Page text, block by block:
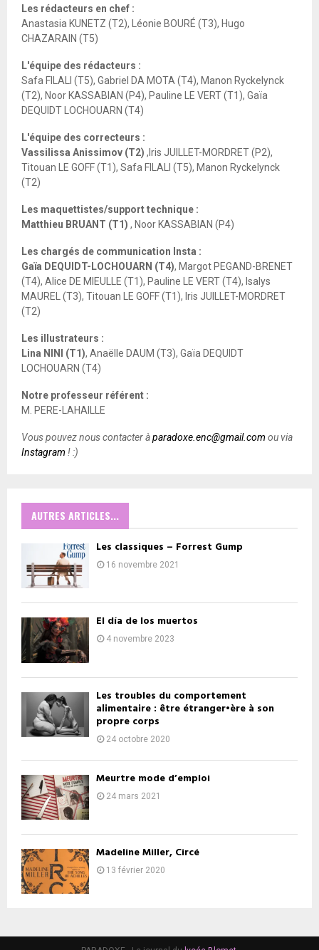
Les rédacteurs en chef :
Anastasia KUNETZ (T2), Léonie BOURÉ (T3), Hugo
CHAZARAIN (T5)
L'équipe des rédacteurs :
Safa FILALI (T5), Gabriel DA MOTA (T4), Manon Ryckelynck
(T2), Noor KASSABIAN (P4), Pauline LE VERT (T1), Gaïa
DEQUIDT LOCHOUARN (T4)
L'équipe des correcteurs :
Vassilissa Anissimov (T2) ,Iris JUILLET-MORDRET (P2),
Titouan LE GOFF (T1), Safa FILALI (T5), Manon Ryckelynck
(T2)
Les maquettistes/support technique :
Matthieu BRUANT (T1) , Noor KASSABIAN (P4)
Les chargés de communication Insta :
Gaïa DEQUIDT-LOCHOUARN (T4), Margot PEGAND-BRENET
(T4), Alice DE MIEULLE (T1), Pauline LE VERT (T4), Isalys
MAUREL (T3), Titouan LE GOFF (T1), Iris JUILLET-MORDRET
(T2)
Les illustrateurs :
Lina NINI (T1), Anaëlle DAUM (T3), Gaïa DEQUIDT
LOCHOUARN (T4)
Notre professeur référent :
M. PERE-LAHAILLE
Vous pouvez nous contacter àparadoxe.enc@gmail.com ou via
Instagram ! :)
AUTRES ARTICLES...
Les classiques – Forrest Gump
16 novembre 2021
El día de los muertos
4 novembre 2023
Les troubles du comportement
alimentaire : être étranger•ère à son
propre corps
24 octobre 2020
Meurtre mode d’emploi
24 mars 2021
Madeline Miller, Circé
13 février 2020